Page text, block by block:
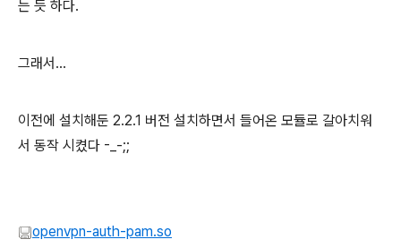
는 듯 하다.
그래서...
이전에 설치해둔 2.2.1 버전 설치하면서 들어온 모듈로 갈아치워
서 동작 시켰다 -_-;;
openvpn-auth-pam.so